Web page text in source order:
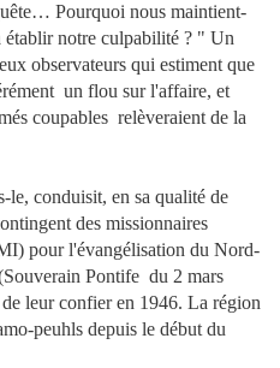
Pourquoi nous maintient-
établir notre culpabilité ? " Un
observateurs qui estiment que
un flou sur l'affaire, et
coupables relèveraient de la
le, conduisit, en sa qualité de
des missionnaires
pour l'évangélisation du Nord-
Pontife du 2 mars
leur confier en 1946. La région
peuhls depuis le début du